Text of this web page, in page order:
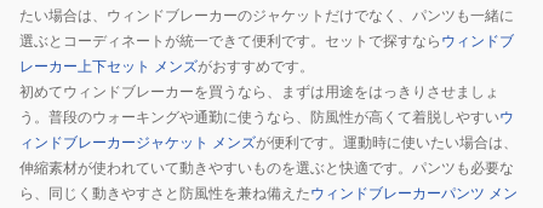
たい場合は、ウィンドブレーカーのジャケットだけでなく、パンツも一緒に
選ぶとコーディネートが統一できて便利です。セットで探すなら ウィンドブ
レーカー上下セット メンズがおすすめです。
初めてウィンドブレーカーを買うなら、まずは用途をはっきりさせましょ
う。普段のウォーキングや通勤に使うなら、防風性が高くて着脱しやすいウ
ィンドブレーカージャケット メンズが便利です。運動時に使いたい場合は、
伸縮素材が使われていて動きやすいものを選ぶと快適です。パンツも必要な
ら、同じく動きやすさと防風性を兼ね備えたウィンドブレーカーパンツ メン